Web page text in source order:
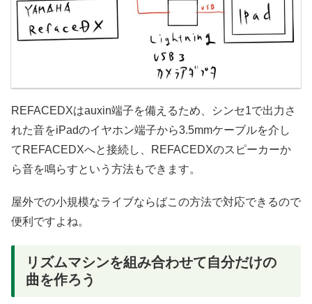
REFACEDXはauxin端子を備えるため、シンセ1で出力さ
れた音をiPadのイヤホン端子から3.5mmケーブルを介し
てREFACEDXへと接続し、REFACEDXのスピーカーか
ら音を鳴らすという方法もできます。
屋外での小規模なライブならばこの方法で対応できるので
便利ですよね。
リズムマシンを組み合わせて自分だけの
曲を作ろう